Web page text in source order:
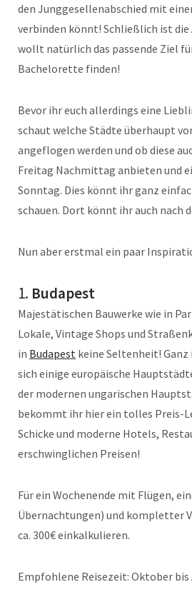
den Junggesellenabschied mit
verbinden könnt! Schließlich ist
wollt natürlich das passende Ziel
Bachelorette finden!
Bevor ihr euch allerdings eine
schaut welche Städte überhaupt
angeflogen werden und ob diese
Freitag Nachmittag anbieten und
Sonntag. Dies könnt ihr ganz
schauen. Dort könnt ihr auch nach
Nun aber erstmal ein paar
1. Budapest
Majestätischen Bauwerke wie in
Lokale, Vintage Shops und
in Budapest keine Seltenheit!
sich einige europäische
der modernen ungarischen
bekommt ihr hier ein tolles Preis-
Schicke und moderne Hotels,
erschwinglichen Preisen!
Für ein Wochenende mit Flügen,
Übernachtungen) und kompletter
ca. 300€ einkalkulieren.
Empfohlene Reisezeit: Oktober bis